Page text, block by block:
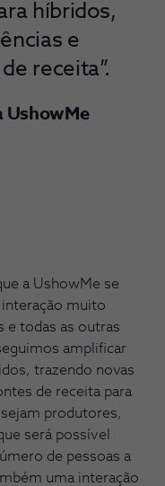
híbridos,
e
receita”.
UshowMe
a UshowMe se
interação muito
e todas as outras
amplificar
trazendo novas
de receita para
produtores,
será possível
de pessoas a
uma interação